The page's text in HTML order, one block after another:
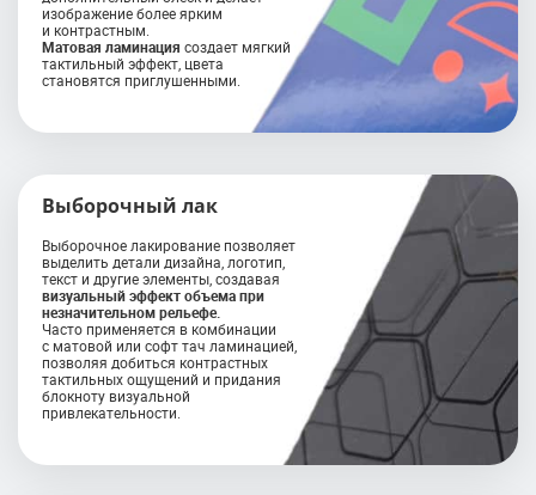
изображение более ярким
и контрастным.
Матовая ламинация создает мягкий
тактильный эффект, цвета
становятся приглушенными.
Выборочный лак
Выборочное лакирование позволяет
выделить детали дизайна, логотип,
текст и другие элементы, создавая
визуальный эффект объема при
незначительном рельефе.
Часто применяется в комбинации
с матовой или софт тач ламинацией,
позволяя добиться контрастных
тактильных ощущений и придания
блокноту визуальной
привлекательности.